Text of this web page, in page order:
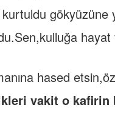
kurtuldu gökyüzüne
hased
vakit o kafirin